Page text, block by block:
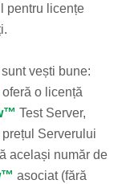
pentru licențe
vești bune:
oferă o licență
Test Server,
Serverului
același număr de
asociat (fără